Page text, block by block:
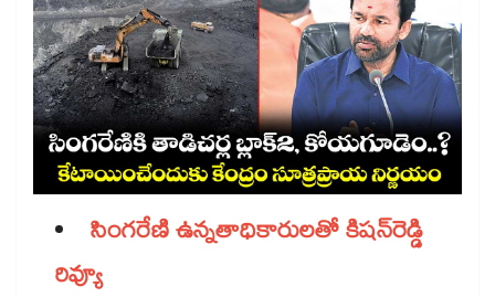
సింగరేణి ఉన్నతాధికారులతో కిషన్​రెడ్డి
రివ్యూ